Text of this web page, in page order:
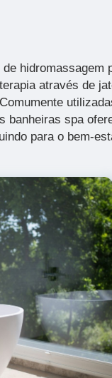
hidromassagem
através de
banheiras spa
para o bem-